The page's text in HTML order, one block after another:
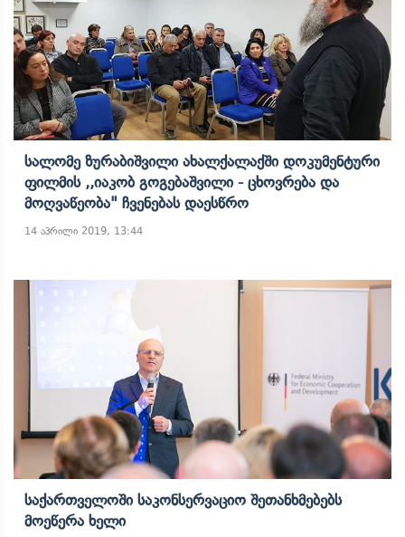
Სალომე Ზურაბიშვილი Ახალქალაქში Დოკუმენტური
Ფილმის ,,იაკობ Გოგებაშვილი - Ცხოვრება Და
Მოღვაწეობა" Ჩვენებას Დაესწრო
14 აპრილი 2019, 13:44
Საქართველოში Საკონსერვაციო Შეთანხმებებს
Მოეწერა Ხელი